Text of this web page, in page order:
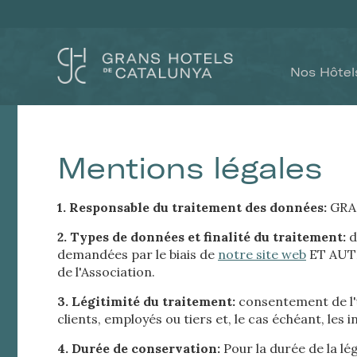
Nos
Mentions légales
1. Responsable du traitement des données:
2. Types de données et finalité du traitement:
demandées par le biais de notre site web ET
de l'Association.
3. Légitimité du traitement: consentement de
clients, employés ou tiers et, le cas échéant, les
4. Durée de conservation: Pour la durée de la